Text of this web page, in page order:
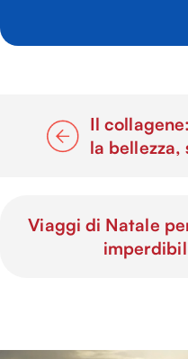
Il
la
Viaggi di Natale